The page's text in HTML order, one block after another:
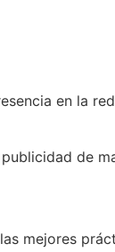
en la
de
mejores